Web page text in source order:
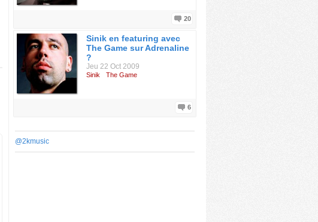
20
Sinik en featuring avec
The Game sur Adrenaline
?
Jeu 22 Oct 2009
Sinik The Game
6
@2kmusic